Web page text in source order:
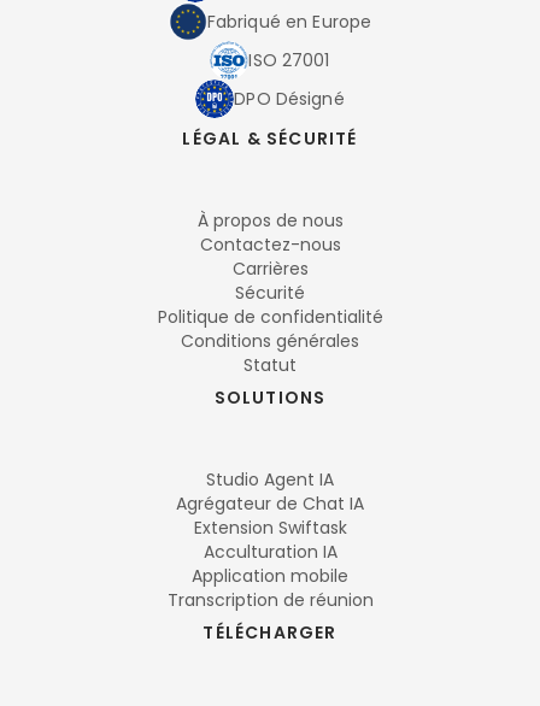
Fabriqué en Europe
ISO 27001
DPO Désigné
LÉGAL & SÉCURITÉ
À propos de nous
Contactez-nous
Carrières
Sécurité
Politique de confidentialité
Conditions générales
Statut
SOLUTIONS
Studio Agent IA
Agrégateur de Chat IA
Extension Swiftask
Acculturation IA
Application mobile
Transcription de réunion
TÉLÉCHARGER